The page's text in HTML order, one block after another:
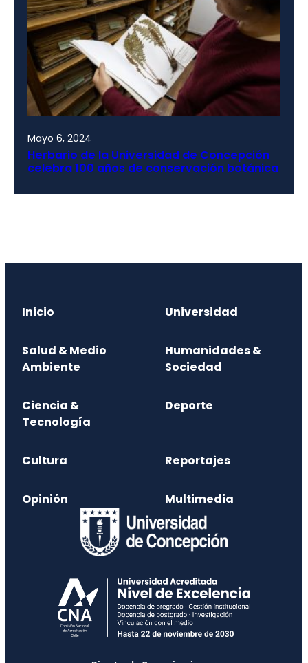
Mayo 6, 2024
Herbario de la Universidad de Concepción
celebra 100 años de conservación botánica
Inicio Universidad
Salud & Medio
Ambiente
Humanidades &
Sociedad
Ciencia &
Tecnología
Deporte
Cultura Reportajes
Opinión Multimedia